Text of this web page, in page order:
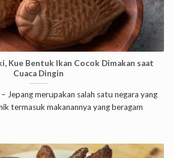
Kue Bentuk Ikan Cocok Dimakan saat
Cuaca Dingin
Jepang merupakan salah satu negara yang
termasuk makanannya yang beragam